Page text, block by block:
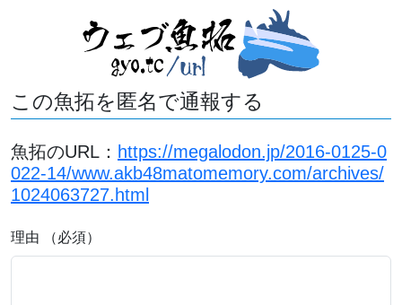
この魚拓を匿名で通報する
魚拓のURL： https://megalodon.jp/2016-0125-0
022-14/www.akb48matomemory.com/archives/
1024063727.html
理由 （必須）